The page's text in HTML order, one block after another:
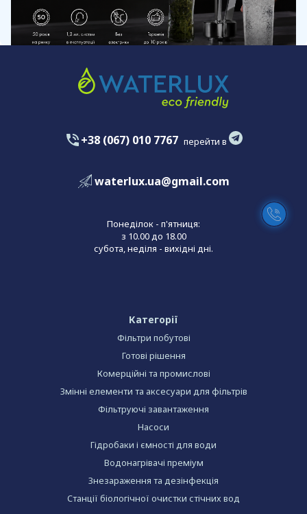
+38 (067) 010 7767 перейти в
waterlux.ua@gmail.com
Понеділок - п'ятниця:
з 10.00 до 18.00
субота, неділя - вихідні дні.
Категорії
Фільтри побутові
Готові рішення
Комерційні та промислові
Змінні елементи та аксесуари для фільтрів
Фільтруючі завантаження
Насоси
Гідробаки і ємності для води
Водонагрівачі преміум
Знезараження та дезінфекція
Станції біологічної очистки стічних вод